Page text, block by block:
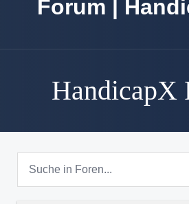
Forum |
HandicapX